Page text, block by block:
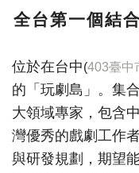
全台第一個結
位於在台中(403臺中
的「玩劇島」。集
大領域專家，包含
灣優秀的戲劇工作
與研發規劃，期望